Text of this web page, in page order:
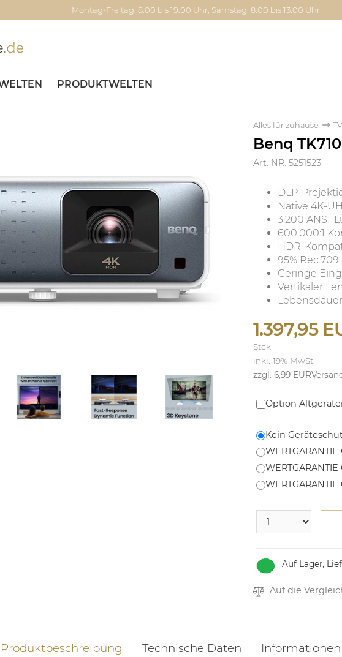
Montag-Freitag: 8:00 bis 19:00 Uhr, Samstag: 8:00 bis 13:00 Uhr
PRODUKTWELTEN
Alles für zuhause
Benq
Art. NR: 5251523
DLP-
Native 4K-
3.200 ANSI-
600.000:1
HDR-
95%
Geringe
Vertikaler
1.397,95
Stck
inkl. 19% MwSt.
zzgl. 6,99 EUR
Auf Lager,
Option
Kein
Auf die
Produktbeschreibung Technische Daten